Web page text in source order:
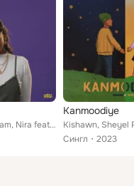
Sheyel Rajahselvam, Nira feat. Cozzy
Kanmoodiye
Kishawn, Sheyel
Сингл
2023